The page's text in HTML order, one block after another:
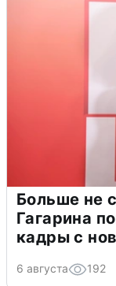
Больше не
Гагарина
кадры с
6 августа 192